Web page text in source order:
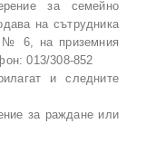
за семейно
на сътрудника
№ 6, на приземния
013/308-852
и следните
за раждане или